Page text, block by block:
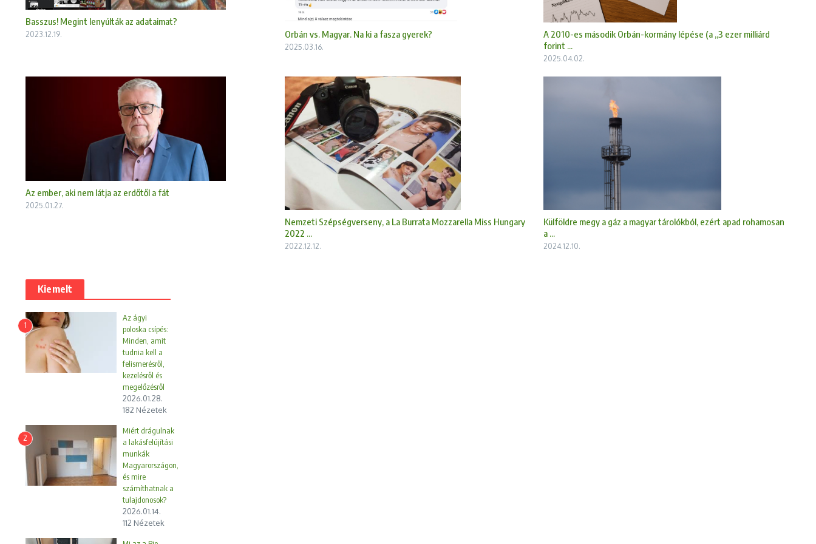
Basszus! Megint lenyúlták az adataimat?
2023.12.19. Orbán vs. Magyar. Na ki a fasza gyerek?
2025.03.16.
A 2010-es második Orbán-kormány lépése (a „3 ezer milliárd
forint ...
2025.04.02.
Az ember, aki nem látja az erdőtől a fát
2025.01.27.
Nemzeti Szépségverseny, a La Burrata Mozzarella Miss Hungary
2022 ...
2022.12.12.
Külföldre megy a gáz a magyar tárolókból, ezért apad rohamosan
a ...
2024.12.10.
Kiemelt
1
Az ágyi
poloska csípés:
Minden, amit
tudnia kell a
felismerésről,
kezelésről és
megelőzésről
2026.01.28.
182 Nézetek
2
Miért drágulnak
a lakásfelújítási
munkák
Magyarországon,
és mire
számíthatnak a
tulajdonosok?
2026.01.14.
112 Nézetek